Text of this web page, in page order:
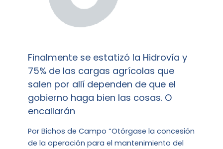
Finalmente se estatizó la Hidrovía y
75% de las cargas agrícolas que
salen por allí dependen de que el
gobierno haga bien las cosas. O
encallarán
Por Bichos de Campo “Otórgase la concesión
de la operación para el mantenimiento del